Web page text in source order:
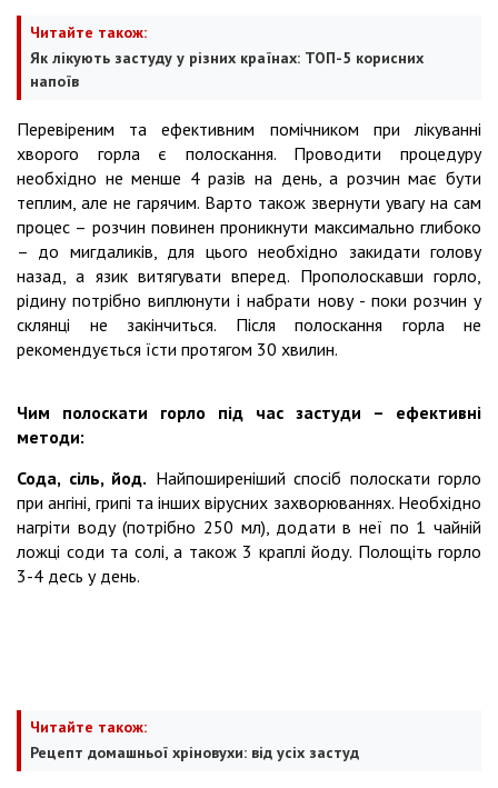
Читайте також:
Як лікують застуду у різних країнах: ТОП-5 корисних
напоїв
Перевіреним та ефективним помічником при лікуванні
хворого горла є полоскання. Проводити процедуру
необхідно не менше 4 разів на день, а розчин має бути
теплим, але не гарячим. Варто також звернути увагу на сам
процес – розчин повинен проникнути максимально глибоко
– до мигдаликів, для цього необхідно закидати голову
назад, а язик витягувати вперед. Прополоскавши горло,
рідину потрібно виплюнути і набрати нову - поки розчин у
склянці не закінчиться. Після полоскання горла не
рекомендується їсти протягом 30 хвилин.
Чим полоскати горло під час застуди – ефективні
методи:
Сода, сіль, йод. Найпоширеніший спосіб полоскати горло
при ангіні, грипі та інших вірусних захворюваннях. Необхідно
нагріти воду (потрібно 250 мл), додати в неї по 1 чайній
ложці соди та солі, а також 3 краплі йоду. Полощіть горло
3-4 десь у день.
Читайте також:
Рецепт домашньої хріновухи: від усіх застуд